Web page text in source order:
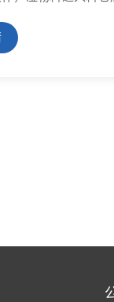
)可以达到需求的处
拌器与搅拌螺杆可分